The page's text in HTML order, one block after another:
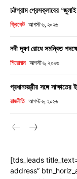
চট্টগ্রাম প্রেসক্লাবের
ক্রিকেট আগস্ট ৬, ২০২৬
নদী দূষণ রোধে সমন্বিত
শিরোনাম আগস্ট ৬, ২০২৬
প্রধানমন্ত্রীর সঙ্গে
রাজনীতি আগস্ট ৬, ২০২৬
[tds_leads
address”